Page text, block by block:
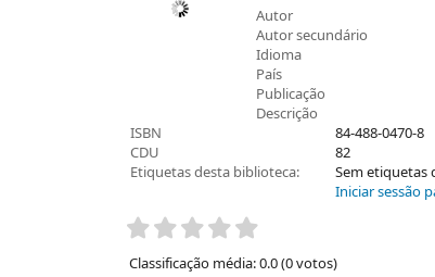
Autor
Autor secundário
Idioma
País
Publicação
Descrição
ISBN
84-488-0470-8
CDU
82
Etiquetas desta biblioteca:
Sem etiquetas
Iniciar sessão
Pontuação
Classificação média: 0.0 (0 votos)